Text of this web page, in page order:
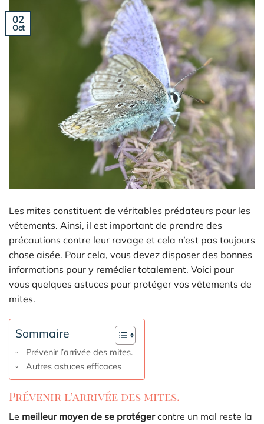
02
Oct
Les mites constituent de véritables prédateurs pour les
vêtements. Ainsi, il est important de prendre des
précautions contre leur ravage et cela n’est pas toujours
chose aisée. Pour cela, vous devez disposer des bonnes
informations pour y remédier totalement. Voici pour
vous quelques astuces pour protéger vos vêtements de
mites.
Sommaire
Prévenir l’arrivée des mites.
Autres astuces efficaces
Prévenir l’arrivée des mites.
Le meilleur moyen de se protégercontre un mal reste la